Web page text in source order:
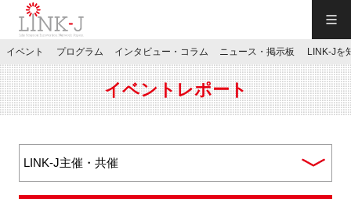
JP／EN
イベント プログラム インタビュー・コラム ニュース・掲示板 LINK-Jを
イベントレポート